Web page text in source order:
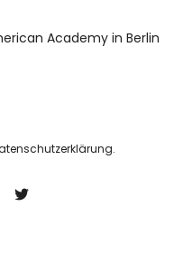
Academy in Berlin